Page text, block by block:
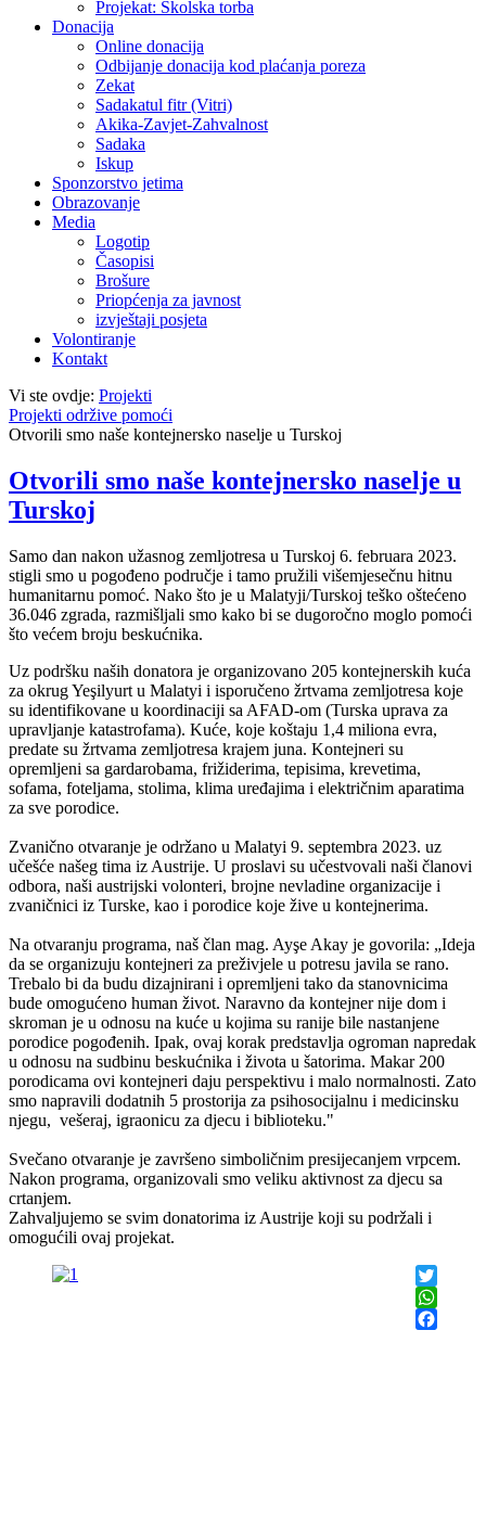
Projekat: Školska torba
Donacija
Online donacija
Odbijanje donacija kod plaćanja poreza
Zekat
Sadakatul fitr (Vitri)
Akika-Zavjet-Zahvalnost
Sadaka
Iskup
Sponzorstvo jetima
Obrazovanje
Media
Logotip
Časopisi
Brošure
Priopćenja za javnost
izvještaji posjeta
Volontiranje
Kontakt
Vi ste ovdje: Projekti
Projekti održive pomoći
Otvorili smo naše kontejnersko naselje u Turskoj
Otvorili smo naše kontejnersko naselje u
Turskoj
Samo dan nakon užasnog zemljotresa u Turskoj 6. februara 2023.
stigli smo u pogođeno područje i tamo pružili višemjesečnu hitnu
humanitarnu pomoć. Nako što je u Malatyji/Turskoj teško oštećeno
36.046 zgrada, razmišljali smo kako bi se dugoročno moglo pomoći
što većem broju beskućnika.
Uz podršku naših donatora je organizovano 205 kontejnerskih kuća
za okrug Yeşilyurt u Malatyi i isporučeno žrtvama zemljotresa koje
su identifikovane u koordinaciji sa AFAD-om (Turska uprava za
upravljanje katastrofama). Kuće, koje koštaju 1,4 miliona evra,
predate su žrtvama zemljotresa krajem juna. Kontejneri su
opremljeni sa gardarobama, frižiderima, tepisima, krevetima,
sofama, foteljama, stolima, klima uređajima i električnim aparatima
za sve porodice.
Zvanično otvaranje je održano u Malatyi 9. septembra 2023. uz
učešće našeg tima iz Austrije. U proslavi su učestvovali naši članovi
odbora, naši austrijski volonteri, brojne nevladine organizacije i
zvaničnici iz Turske, kao i porodice koje žive u kontejnerima.
Na otvaranju programa, naš član mag. Ayşe Akay je govorila: „Ideja
da se organizuju kontejneri za preživjele u potresu javila se rano.
Trebalo bi da budu dizajnirani i opremljeni tako da stanovnicima
bude omogućeno human život. Naravno da kontejner nije dom i
skroman je u odnosu na kuće u kojima su ranije bile nastanjene
porodice pogođenih. Ipak, ovaj korak predstavlja ogroman napredak
u odnosu na sudbinu beskućnika i života u šatorima. Makar 200
porodicama ovi kontejneri daju perspektivu i malo normalnosti. Zato
smo napravili dodatnih 5 prostorija za psihosocijalnu i medicinsku
njegu, vešeraj, igraonicu za djecu i biblioteku."
Svečano otvaranje je završeno simboličnim presijecanjem vrpcem.
Nakon programa, organizovali smo veliku aktivnost za djecu sa
crtanjem.
Zahvaljujemo se svim donatorima iz Austrije koji su podržali i
omogućili ovaj projekat.
Twitter